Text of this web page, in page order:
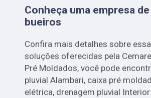
Conheça uma empresa
bueiros
Confira mais detalhes sobre
soluções oferecidas pela
Pré Moldados, você pode
pluvial Alambari, caixa pré
elétrica, drenagem pluvial Interior